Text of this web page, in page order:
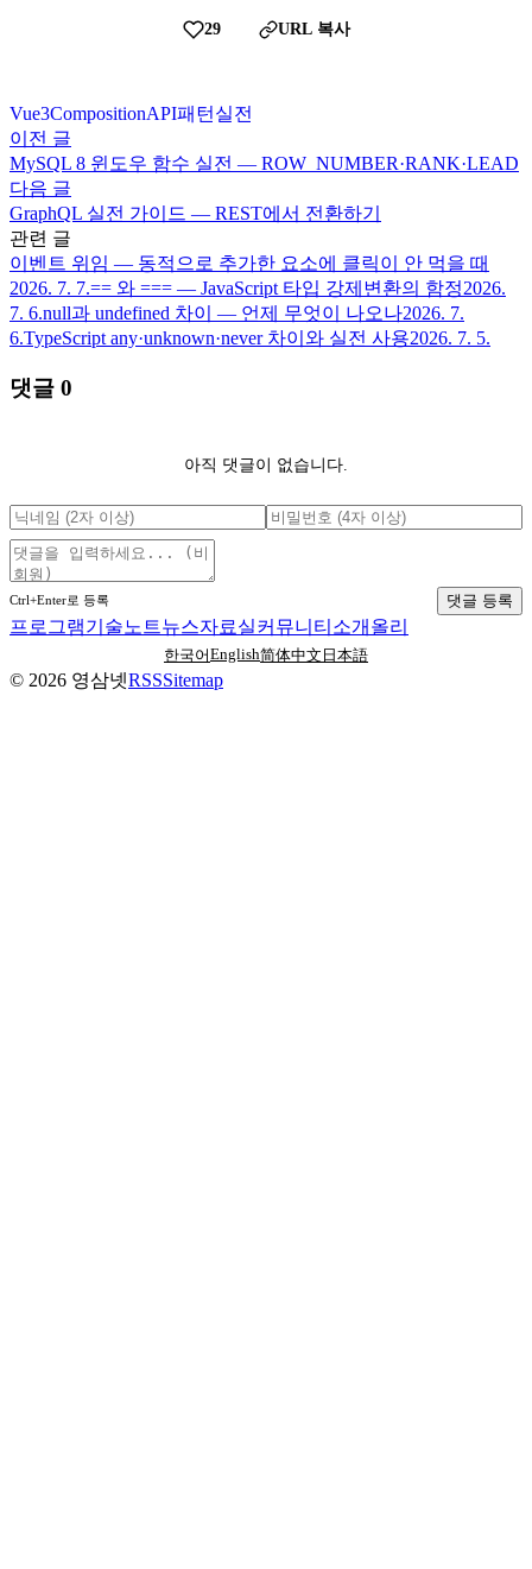
29 URL 복사
Vue3CompositionAPI패턴 실전
이전 글
MySQL 8 윈도우 함수 실전 — ROW_NUMBER·RANK·LEAD
다음 글
GraphQL 실전 가이드 — REST에서 전환하기
관련 글
이벤트 위임 — 동적으로 추가한 요소에 클릭이 안 먹을 때
2026. 7. 7.== 와 === — JavaScript 타입 강제변환의 함정2026.
7. 6.null과 undefined 차이 — 언제 무엇이 나오나2026. 7.
6.TypeScript any·unknown·never 차이와 실전 사용2026. 7. 5.
댓글 0
아직 댓글이 없습니다.
Ctrl+Enter로 등록 댓글 등록
프로그램기술노트뉴스자료실커뮤니티 소개 올리
한국어English简体中文 日本語
© 2026 영삼넷RSSSitemap